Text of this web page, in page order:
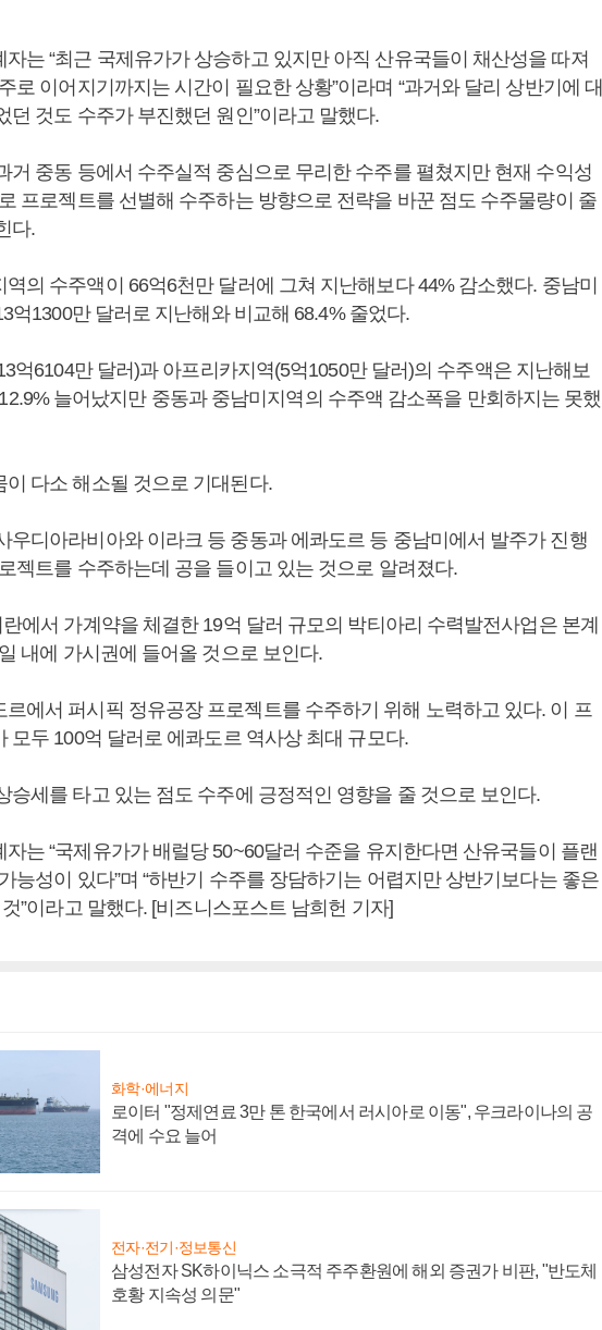
는 “최근 국제유가가 상승하고 있지만 아직 산유국들이 채산성을 따져
로 이어지기까지는 시간이 필요한 상황”이라며 “과거와 달리 상반기에 대
던 것도 수주가 부진했던 원인”이라고 말했다.
거 중동 등에서 수주실적 중심으로 무리한 수주를 펼쳤지만 현재 수익성
프로젝트를 선별해 수주하는 방향으로 전략을 바꾼 점도 수주물량이 줄
다.
의 수주액이 66억6천만 달러에 그쳐 지난해보다 44% 감소했다. 중남미
억1300만 달러로 지난해와 비교해 68.4% 줄었다.
억6104만 달러)과 아프리카지역(5억1050만 달러)의 수주액은 지난해보
늘어났지만 중동과 중남미지역의 수주액 감소폭을 만회하지는 못했
다소 해소될 것으로 기대된다.
우디아라비아와 이라크 등 중동과 에콰도르 등 중남미에서 발주가 진행
젝트를 수주하는데 공을 들이고 있는 것으로 알려졌다.
에서 가계약을 체결한 19억 달러 규모의 박티아리 수력발전사업은 본계
내에 가시권에 들어올 것으로 보인다.
르에서 퍼시픽 정유공장 프로젝트를 수주하기 위해 노력하고 있다. 이 프
모두 100억 달러로 에콰도르 역사상 최대 규모다.
승세를 타고 있는 점도 수주에 긍정적인 영향을 줄 것으로 보인다.
는 “국제유가가 배럴당 50~60달러 수준을 유지한다면 산유국들이 플랜
능성이 있다”며 “하반기 수주를 장담하기는 어렵지만 상반기보다는 좋은
”이라고 말했다. [비즈니스포스트 남희헌 기자]
화학·에너지
로이터 "정제연료 3만 톤 한국에서 러시아로 이동", 우크라이나의 공
격에 수요 늘어
전자·전기·정보통신
삼성전자 SK하이닉스 소극적 주주환원에 해외 증권가 비판, "반도체
호황 지속성 의문"